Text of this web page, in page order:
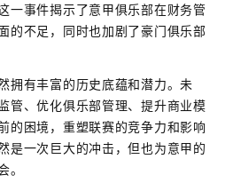
一事件揭示了意甲俱乐部在财务管
的不足，同时也加剧了豪门俱乐部
拥有丰富的历史底蕴和潜力。未
管、优化俱乐部管理、提升商业模
的困境，重塑联赛的竞争力和影响
是一次巨大的冲击，但也为意甲的